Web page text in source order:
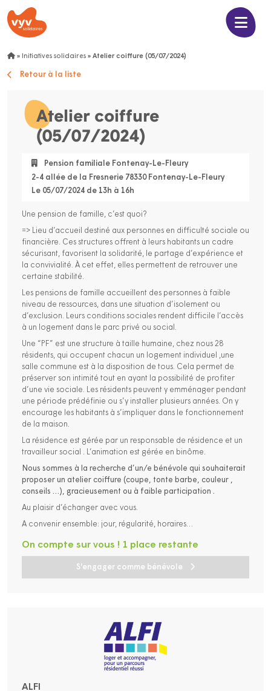
» Initiatives solidaires » Atelier coiffure (05/07/2024)
Retour à la liste
Atelier coiffure
(05/07/2024)
Pension familiale Fontenay-Le-Fleury
2-4 allée de la Fresnerie 78330 Fontenay-Le-Fleury
Le 05/07/2024 de 13h à 16h
Une pension de famille, c’est quoi?
=> Lieu d’accueil destiné aux personnes en difficulté sociale ou
financière. Ces structures offrent à leurs habitants un cadre
sécurisant, favorisent la solidarité, le partage d’expérience et
la convivialité. À cet effet, elles permettent de retrouver une
certaine stabilité.
Les pensions de famille accueillent des personnes à faible
niveau de ressources, dans une situation d’isolement ou
d’exclusion. Leurs conditions sociales rendent difficile l’accès
à un logement dans le parc privé ou social.
Une “PF” est une structure à taille humaine, chez nous 28
résidents, qui occupent chacun un logement individuel ,une
salle commune est à la disposition de tous. Cela permet de
préserver son intimité tout en ayant la possibilité de profiter
d’une vie sociale. Les résidents peuvent y emménager pendant
une période prédéfinie ou s’y installer plusieurs années. On y
encourage les habitants à s’impliquer dans le fonctionnement
de la maison.
La résidence est gérée par un responsable de résidence et un
travailleur social . L’animation est gérée en binôme.
Nous sommes à la recherche d’un/e bénévole qui souhaiterait
proposer un atelier coiffure (coupe, tonte barbe, couleur ,
conseils …), gracieusement ou à faible participation .
Au plaisir d’échanger avec vous.
A convenir ensemble: jour, régularité, horaires…
S'engager comme bénévole
On compte sur vous ! 1 place restante
ALFI